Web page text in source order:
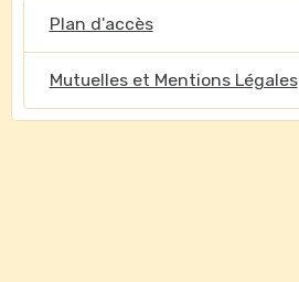
Plan d'accès
Mutuelles et Mentions Légales